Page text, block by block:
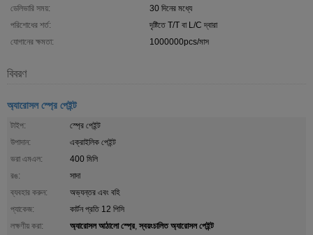
ডেলিভারি সময়:
30 দিনের মধ্যে
পরিশোধের শর্ত:
দৃষ্টিতে T/T বা L/C দ্বারা
যোগানের ক্ষমতা:
1000000pcs/মাস
বিবরণ
অ্যারোসল স্প্রে পেইন্ট
টাইপ:
স্প্রে পেইন্ট
উপাদান:
এক্রাইলিক পেইন্ট
ভরা এমএল:
400 মিলি
রঙ:
সাদা
ব্যবহার করুন:
অভ্যন্তর এবং বহি
প্যাকেজ:
কার্টন প্রতি 12 পিসি
লক্ষণীয় করা:
অ্যারোসল আঠালো স্প্রে,স্বয়ংচালিত অ্যারোসল পেইন্ট